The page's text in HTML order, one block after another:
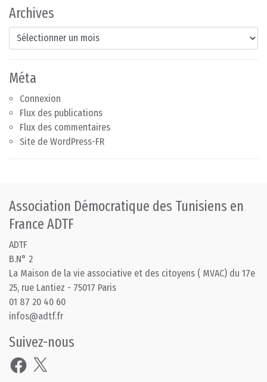
Archives
Archives
Méta
Connexion
Flux des publications
Flux des commentaires
Site de WordPress-FR
Association Démocratique des Tunisiens en
France ADTF
ADTF
B.N° 2
La Maison de la vie associative et des citoyens ( MVAC) du 17e
25, rue Lantiez - 75017 Paris
01 87 20 40 60
infos@adtf.fr
Suivez-nous
Facebook
X